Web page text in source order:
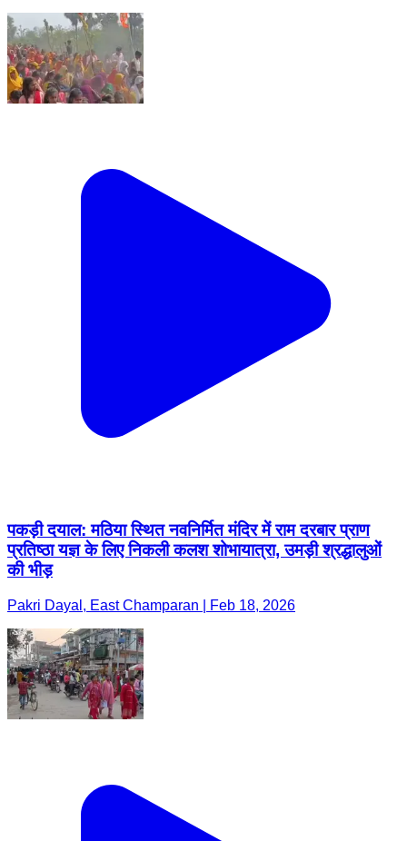
पकड़ी दयाल: मठिया स्थित नवनिर्मित मंदिर में राम दरबार प्राण
प्रतिष्ठा यज्ञ के लिए निकली कलश शोभायात्रा, उमड़ी श्रद्धालुओं
की भीड़
Pakri Dayal, East Champaran | Feb 18, 2026